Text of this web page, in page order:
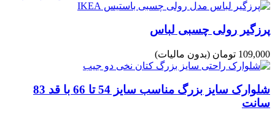
پرزگیر رولی چسبی لباس
109,000 تومان (بدون مالیات)
شلوارک سایز بزرگ مناسب سایز 54 تا 66 با قد 83
سانت